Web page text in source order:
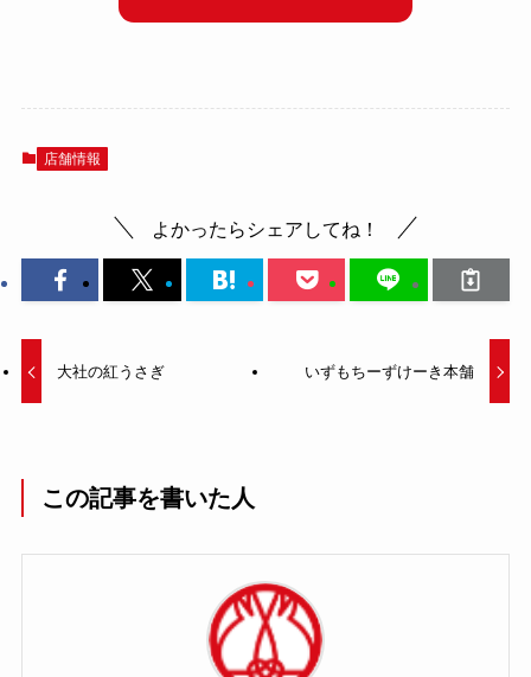
店舗情報
よかったらシェアしてね！
大社の紅うさぎ いずもちーずけーき本舗
この記事を書いた人